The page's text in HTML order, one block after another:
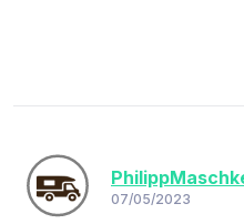
07/05/2023